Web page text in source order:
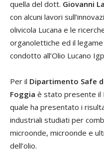
quella del dott. Giovanni
con alcuni lavori
olivicola Lucana e le
organolettiche ed il legame
condotto all’Olio Lucano
Per il Dipartimento Safe
Foggia è stato presente il
quale ha presentato i
industriali studiati per
microonde, microonde e
dell’olio.